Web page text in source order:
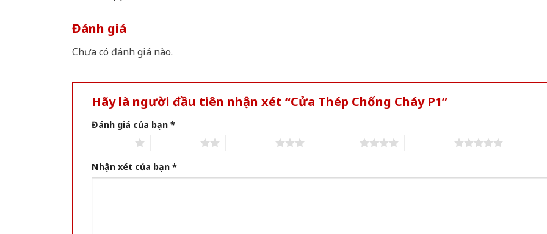
Đánh giá
Chưa có đánh giá nào.
Hãy là người đầu tiên nhận xét “Cửa Thép Chống Cháy P1”
Đánh giá của bạn *
Nhận xét của bạn *